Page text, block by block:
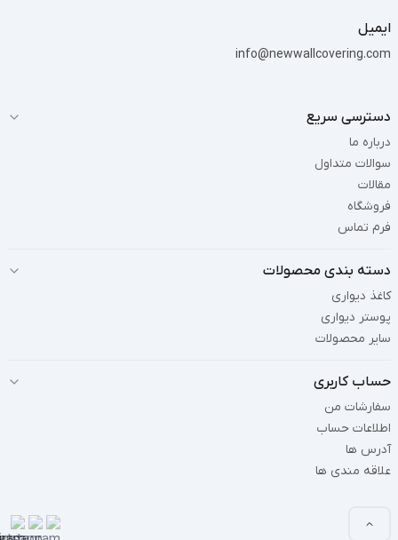
ایمیل
info@newwallcovering.com
دسترسی سریع
درباره ما
سوالات متداول
مقالات
فروشگاه
فرم تماس
دسته بندی محصولات
کاغذ دیواری
پوستر دیواری
سایر محصولات
حساب کاربری
سفارشات من
اطلاعات حساب
آدرس ها
علاقه مندی ها